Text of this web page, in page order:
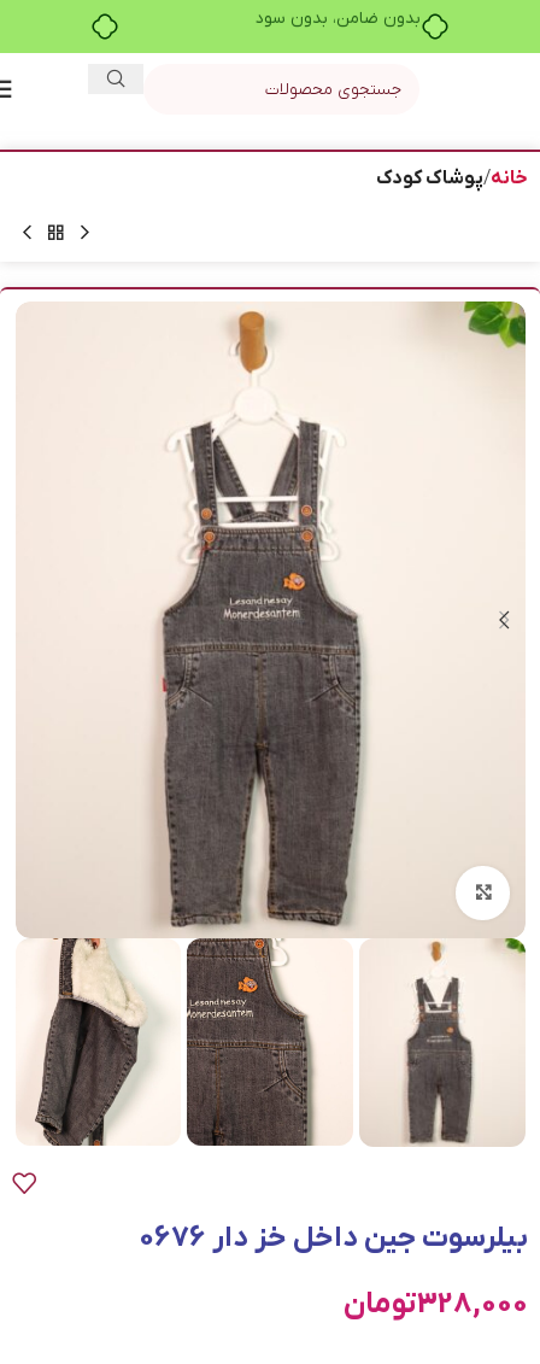
بدون ضامن، بدون سود
خانه پوشاک کودک
بزرگنمایی تصویر
بیلرسوت جین داخل خز دار 0676
328,000تومان